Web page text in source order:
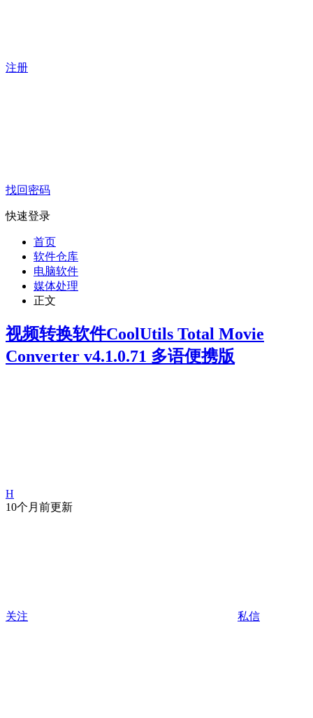
注册
找回密码
快速登录
首页
软件仓库
电脑软件
媒体处理
正文
视频转换软件CoolUtils Total Movie
Converter v4.1.0.71 多语便携版
H
10个月前更新
关注 私信